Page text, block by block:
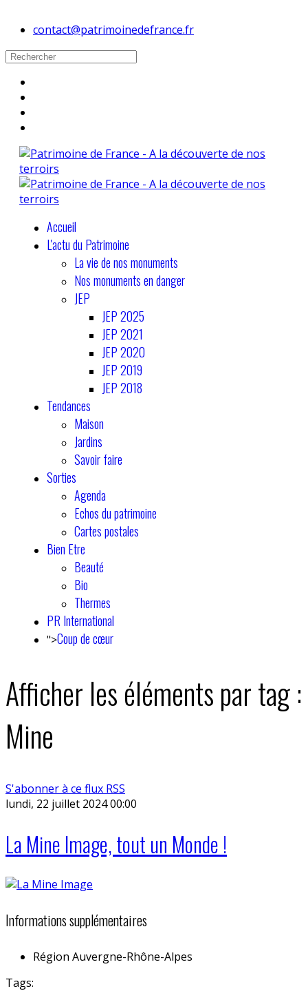
contact@patrimoinedefrance.fr
Accueil
L'actu du Patrimoine
La vie de nos monuments
Nos monuments en danger
JEP
JEP 2025
JEP 2021
JEP 2020
JEP 2019
JEP 2018
Tendances
Maison
Jardins
Savoir faire
Sorties
Agenda
Echos du patrimoine
Cartes postales
Bien Etre
Beauté
Bio
Thermes
PR International
">Coup de cœur
Afficher les éléments par tag :
Mine
S'abonner à ce flux RSS
lundi, 22 juillet 2024 00:00
La Mine Image, tout un Monde !
Informations supplémentaires
Région Auvergne-Rhône-Alpes
Tags: